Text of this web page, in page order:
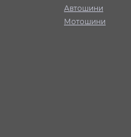
Автошини
Мотошини